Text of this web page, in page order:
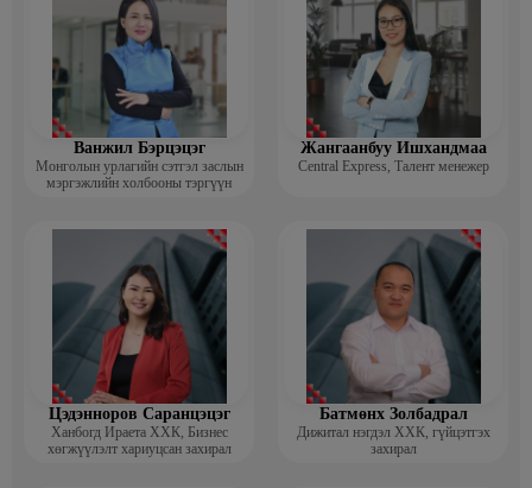
Ванжил Бэрцэцэг
Монголын урлагийн сэтгэл заслын
мэргэжлийн холбооны тэргүүн
Жангаанбуу Ишхандмаа
Central Express, Талент менежер
Цэдэнноров Саранцэцэг
Ханбогд Ираета ХХК, Бизнес
хөгжүүлэлт хариуцсан захирал
Батмөнх Золбадрал
Дижитал нэгдэл ХХК, гүйцэтгэх
захирал